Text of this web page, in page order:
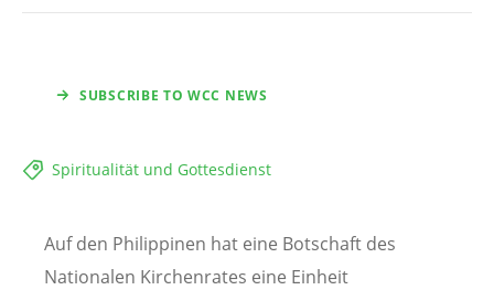
SUBSCRIBE TO WCC NEWS
Spiritualität und Gottesdienst
Auf den Philippinen hat eine Botschaft des
Nationalen Kirchenrates eine Einheit